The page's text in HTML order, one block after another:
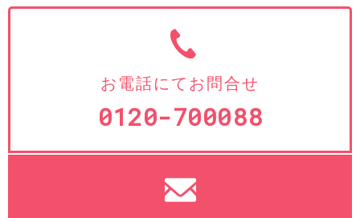
お電話にてお問合せ
0120-700088